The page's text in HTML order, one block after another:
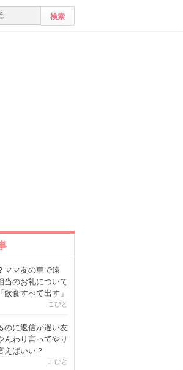
ママ友の車で遠
当のお礼について
飲食すべて出す」
こびと
のに返信が遅い友
んわり言ってやり
えばいい？
こびと